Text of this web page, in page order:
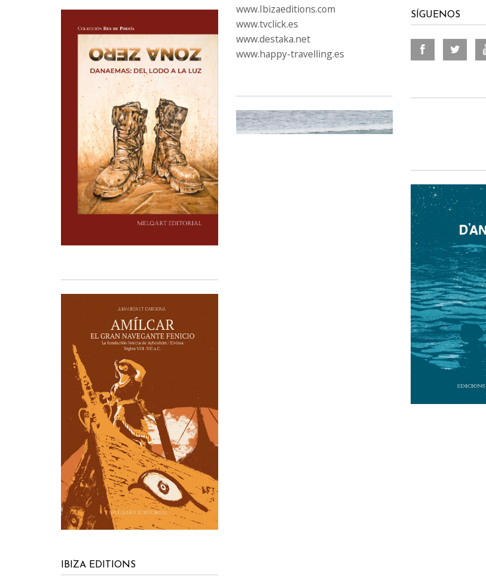
IBIZA EDITIONS
www.Ibizaeditions.com
www.tvclick.es
www.destaka.net
www.happy-travelling.es
SÍGUENOS